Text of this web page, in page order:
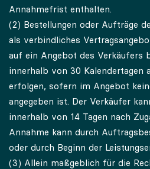
Annahmefrist enthalten.
(2) Bestellungen oder Aufträge
als verbindliches
auf ein Angebot des Verkäufers
innerhalb von 30 Kalendertagen
erfolgen, sofern im Angebot
angegeben ist. Der Verkäufer
innerhalb von 14 Tagen nach
Annahme kann durch
oder durch Beginn der
(3) Allein maßgeblich für die